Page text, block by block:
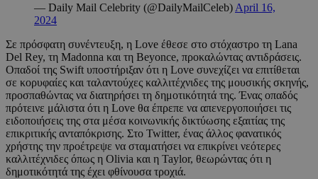
— Daily Mail Celebrity (@DailyMailCeleb)April 16,
2024
Σε πρόσφατη συνέντευξη, η Love έθεσε στο στόχαστρο τη Lana
Del Rey, τη Madonna και τη Beyonce, προκαλώντας αντιδράσεις.
Οπαδοί της Swift υποστήριξαν ότι η Love συνεχίζει να επιτίθεται
σε κορυφαίες και ταλαντούχες καλλιτέχνιδες της μουσικής σκηνής,
προσπαθώντας να διατηρήσει τη δημοτικότητά της. Ένας οπαδός
πρότεινε μάλιστα ότι η Love θα έπρεπε να απενεργοποιήσει τις
ειδοποιήσεις της στα μέσα κοινωνικής δικτύωσης εξαιτίας της
επικριτικής ανταπόκρισης. Στο Twitter, ένας άλλος φανατικός
χρήστης την προέτρεψε να σταματήσει να επικρίνει νεότερες
καλλιτέχνιδες όπως η Olivia και η Taylor, θεωρώντας ότι η
δημοτικότητά της έχει φθίνουσα τροχιά.